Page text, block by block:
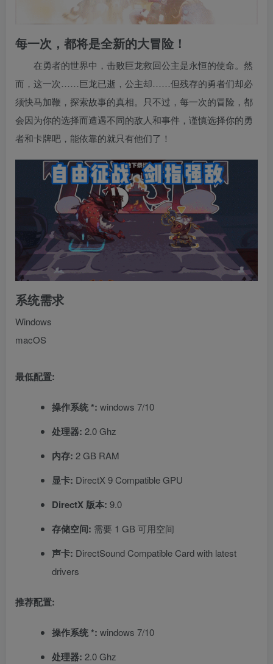
每一次，都将是全新的大冒险！
在勇者的世界中，击败巨龙救回公主是永恒的使命。然
而，这一次……巨龙已逝，公主却……但残存的勇者们却必
须快马加鞭，探索故事的真相。只不过，每一次的冒险，都
会因为你的选择而遭遇不同的敌人和事件，谨慎选择你的勇
者和卡牌吧，能依靠的就只有他们了！
系统需求
Windows
macOS
最低配置:
操作系统 *: windows 7/10
处理器: 2.0 Ghz
内存: 2 GB RAM
显卡: DirectX 9 Compatible GPU
DirectX 版本: 9.0
存储空间: 需要 1 GB 可用空间
声卡: DirectSound Compatible Card with latest
drivers
推荐配置:
操作系统 *: windows 7/10
处理器: 2.0 Ghz